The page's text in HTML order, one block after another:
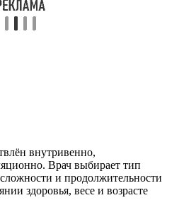
внутривенно,
Врач выбирает тип
и продолжительности
здоровья, весе и возрасте